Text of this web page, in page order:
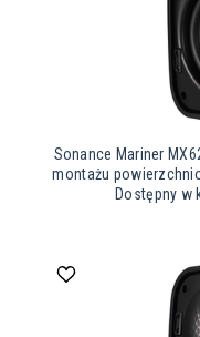
Sonance Mariner
montażu
Dostępny w